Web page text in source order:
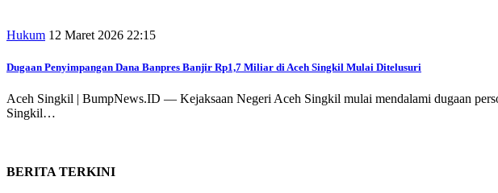
Hukum 12 Maret 2026 22:15
Dugaan Penyimpangan Dana Banpres Banjir Rp1,7 Miliar di Aceh Singkil Mulai Ditelusuri
Aceh Singkil | BumpNews.ID — Kejaksaan Negeri Aceh Singkil mulai mendalami dugaan
Singkil…
BERITA TERKINI